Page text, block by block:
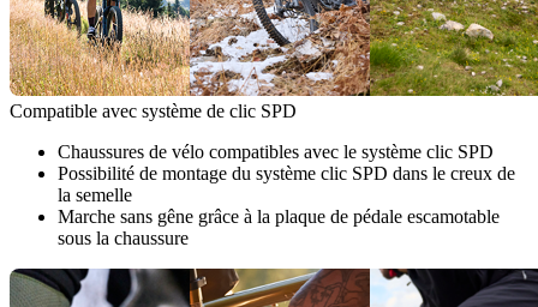
Compatible avec système de clic SPD
Chaussures de vélo compatibles avec le système clic SPD
Possibilité de montage du système clic SPD dans le creux de
la semelle
Marche sans gêne grâce à la plaque de pédale escamotable
sous la chaussure